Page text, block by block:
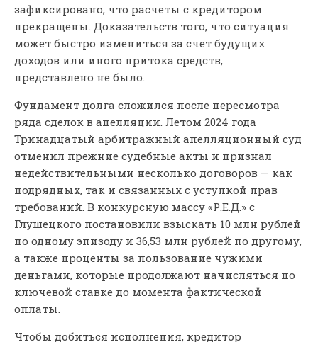
зафиксировано, что расчеты с кредитором
прекращены. Доказательств того, что ситуация
может быстро измениться за счет будущих
доходов или иного притока средств,
представлено не было.
Фундамент долга сложился после пересмотра
ряда сделок в апелляции. Летом 2024 года
Тринадцатый арбитражный апелляционный суд
отменил прежние судебные акты и признал
недействительными несколько договоров — как
подрядных, так и связанных с уступкой прав
требований. В конкурсную массу «Р.Е.Д.» с
Глушецкого постановили взыскать 10 млн рублей
по одному эпизоду и 36,53 млн рублей по другому,
а также проценты за пользование чужими
деньгами, которые продолжают начисляться по
ключевой ставке до момента фактической
оплаты.
Чтобы добиться исполнения, кредитор